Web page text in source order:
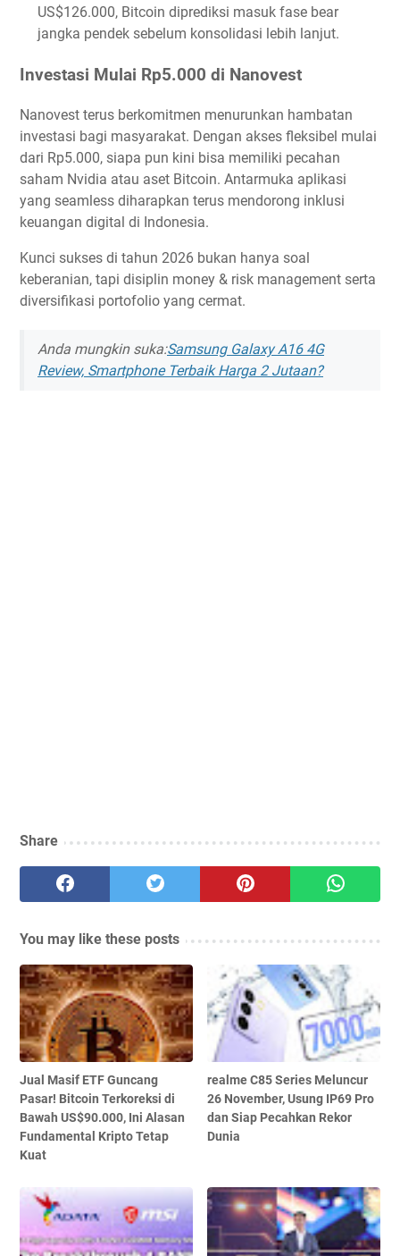
US$126.000, Bitcoin diprediksi masuk fase bear
jangka pendek sebelum konsolidasi lebih lanjut.
Investasi Mulai Rp5.000 di Nanovest
Nanovest terus berkomitmen menurunkan hambatan
investasi bagi masyarakat. Dengan akses fleksibel mulai
dari Rp5.000, siapa pun kini bisa memiliki pecahan
saham Nvidia atau aset Bitcoin. Antarmuka aplikasi
yang seamless diharapkan terus mendorong inklusi
keuangan digital di Indonesia.
Kunci sukses di tahun 2026 bukan hanya soal
keberanian, tapi disiplin money & risk management serta
diversifikasi portofolio yang cermat.
Anda mungkin suka:Samsung Galaxy A16 4G
Review, Smartphone Terbaik Harga 2 Jutaan?
Share
You may like these posts
Jual Masif ETF Guncang
Pasar! Bitcoin Terkoreksi di
Bawah US$90.000, Ini Alasan
Fundamental Kripto Tetap
Kuat
realme C85 Series Meluncur
26 November, Usung IP69 Pro
dan Siap Pecahkan Rekor
Dunia